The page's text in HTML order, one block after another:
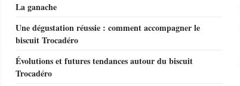
La ganache
Une dégustation réussie : comment accompagner le
biscuit Trocadéro
Évolutions et futures tendances autour du biscuit
Trocadéro